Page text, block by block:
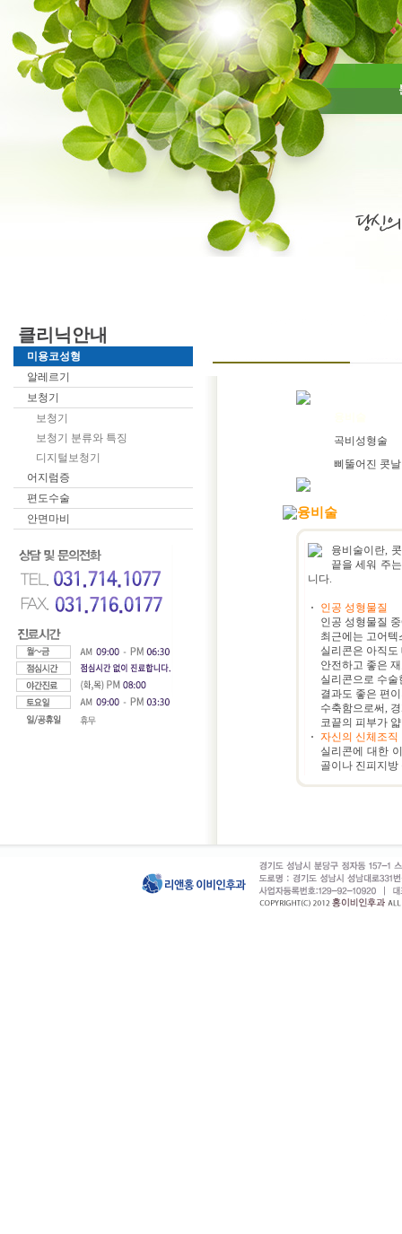
클리닉안내
미용코성형
알레르기
보청기
보청기
보청기 분류와 특징
디지털보청기
어지럼증
편도수술
안면마비
곡비성형술
삐뚤어진 콧
융비술
융비술이란,
끝을 세워 주
니다.
인공 성형물질
인공 성형물질
최근에는 고어
실리콘은 아직
안전하고 좋은
실리콘으로 수
결과도 좋은 편
수축함으로써,
코끝의 피부가
자신의 신체조직
실리콘에 대한
골이나 진피지